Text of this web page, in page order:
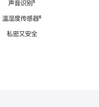
声音识别脚
⁵
温湿度传感器脚
⁶
私密又安全